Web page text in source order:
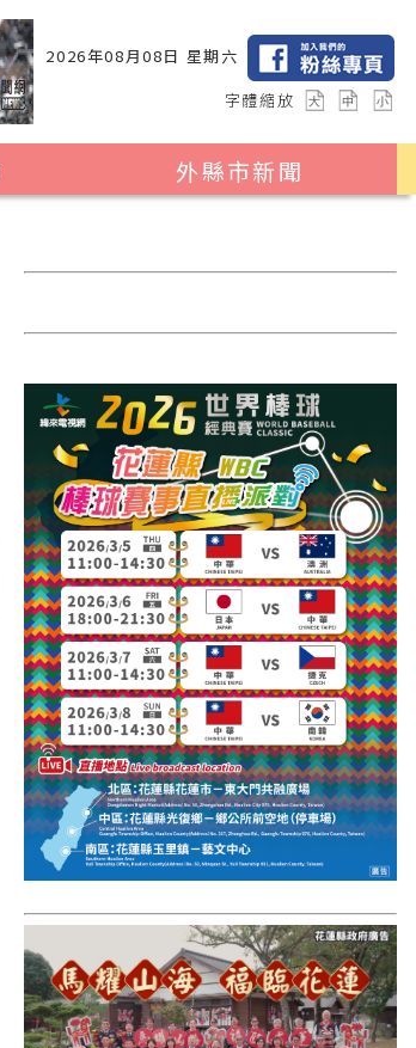
2026年08月08日 星期六
字體縮放
外縣市新聞
2024暑期夏令營專區
台中市
彰化縣
高雄市
國外報導
台東縣
關山鎮
苗栗縣
其他地區
新竹市
和平鄉
台南市
澎湖縣
香港
台東市